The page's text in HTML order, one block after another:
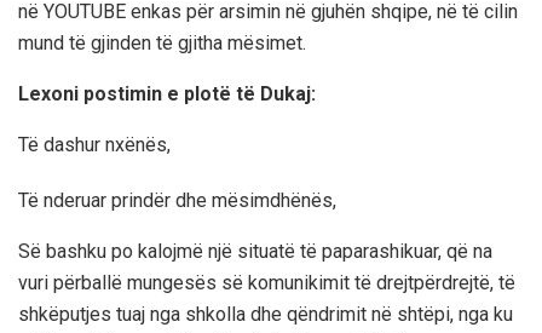
në YOUTUBE enkas për arsimin në gjuhën shqipe, në të cilin
mund të gjinden të gjitha mësimet.
Lexoni postimin e plotë të Dukaj:
Të dashur nxënës,
Të nderuar prindër dhe mësimdhënës,
Së bashku po kalojmë një situatë të paparashikuar, që na
vuri përballë mungesës së komunikimit të drejtpërdrejtë, të
shkëputjes tuaj nga shkolla dhe qëndrimit në shtëpi, nga ku